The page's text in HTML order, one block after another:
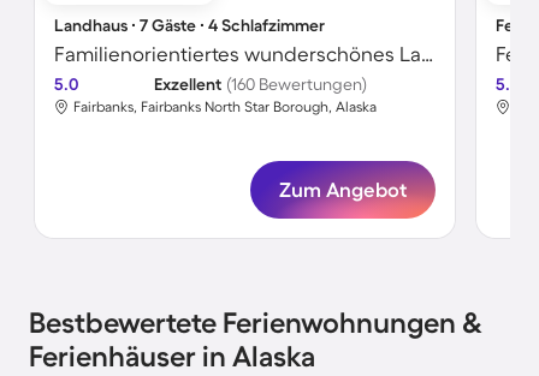
Landhaus ∙ 7 Gäste ∙ 4 Schlafzimmer
Familienorientiertes wunderschönes Landhaus mit Garten, Whirlpool und Terrasse | Bergblick | Ideal für Homeoffice
5.0 Exzellent (160 Bewertungen)
Fairbanks, Fairbanks North Star Borough, Alaska
Zum Angebot
5.0
Bestbewertete Ferienwohnungen &
Ferienhäuser in Alaska